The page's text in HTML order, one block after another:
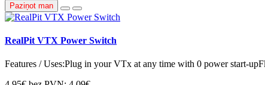
Paziņot man
RealPit VTX Power Switch
Features / Uses:Plug in your VTx at any time with 0 power start-